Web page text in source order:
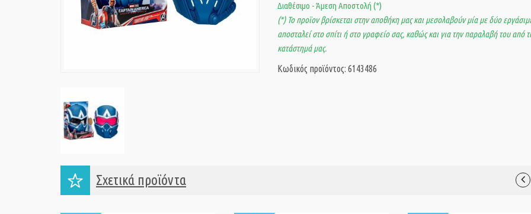
Διαθέσιμο - Άμεση Αποστολή (*)
(*) Το προϊον βρίσκεται στην αποθήκη μας και μεσολαβούν μία με δύο
αποσταλεί στο σπίτι ή στο γραφείο σας, καθώς και για την παραλαβή του από
κατάστημά μας.
Κωδικός προϊόντος: 6143486
Σχετικά προϊόντα